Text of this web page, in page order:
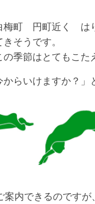
町 円町近く は
そうです。
季節はとてもこた
らいけますか？」
内できるのです